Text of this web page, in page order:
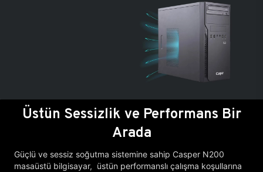
Üstün Sessizlik ve Performans Bir
Arada
Güçlü ve sessiz soğutma sistemine sahip Casper N200
masaüstü bilgisayar, üstün performanslı çalışma koşullarına